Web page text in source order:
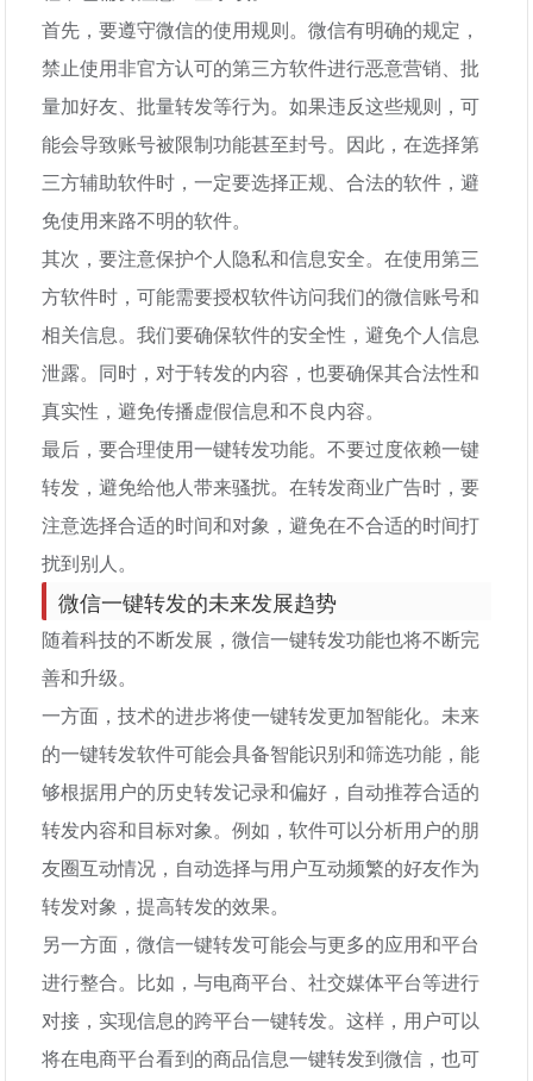
首先，要遵守微信的使用规则。微信有明确的规定，
禁止使用非官方认可的第三方软件进行恶意营销、批
量加好友、批量转发等行为。如果违反这些规则，可
能会导致账号被限制功能甚至封号。因此，在选择第
三方辅助软件时，一定要选择正规、合法的软件，避
免使用来路不明的软件。
其次，要注意保护个人隐私和信息安全。在使用第三
方软件时，可能需要授权软件访问我们的微信账号和
相关信息。我们要确保软件的安全性，避免个人信息
泄露。同时，对于转发的内容，也要确保其合法性和
真实性，避免传播虚假信息和不良内容。
最后，要合理使用一键转发功能。不要过度依赖一键
转发，避免给他人带来骚扰。在转发商业广告时，要
注意选择合适的时间和对象，避免在不合适的时间打
扰到别人。
微信一键转发的未来发展趋势
随着科技的不断发展，微信一键转发功能也将不断完
善和升级。
一方面，技术的进步将使一键转发更加智能化。未来
的一键转发软件可能会具备智能识别和筛选功能，能
够根据用户的历史转发记录和偏好，自动推荐合适的
转发内容和目标对象。例如，软件可以分析用户的朋
友圈互动情况，自动选择与用户互动频繁的好友作为
转发对象，提高转发的效果。
另一方面，微信一键转发可能会与更多的应用和平台
进行整合。比如，与电商平台、社交媒体平台等进行
对接，实现信息的跨平台一键转发。这样，用户可以
将在电商平台看到的商品信息一键转发到微信，也可